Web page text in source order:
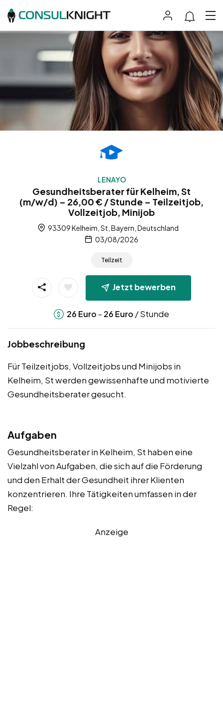
LENAYO
Gesundheitsberater für Kelheim, St
(m/w/d) – 26,00 € / Stunde – Teilzeitjob,
Vollzeitjob, Minijob
93309 Kelheim, St, Bayern, Deutschland
03/08/2026
Teilzeit
Jetzt bewerben
26 Euro - 26 Euro / Stunde
Jobbeschreibung
Für Teilzeitjobs, Vollzeitjobs und Minijobs in
Kelheim, St werden gewissenhafte und motivierte
Gesundheitsberater gesucht.
Aufgaben
Gesundheitsberater in Kelheim, St haben eine
Vielzahl von Aufgaben, die sich auf die Förderung
und den Erhalt der Gesundheit ihrer Klienten
konzentrieren. Ihre Tätigkeiten umfassen in der
Regel:
Anzeige